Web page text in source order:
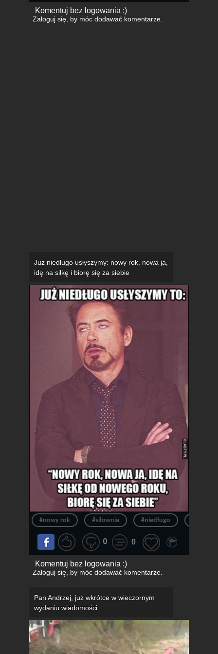
Komentuj bez logowania :)
Zaloguj się, by móc dodawać komentarze.
Już niedługo usłyszymy: nowy rok, nowa ja,
idę na siłkę i biorę się za siebie
#nowy rok #siłownia #niedługo
0 0
Komentuj bez logowania :)
Zaloguj się, by móc dodawać komentarze.
Pan Andrzej, już wkrótce w wieczornym
wydaniu wiadomości